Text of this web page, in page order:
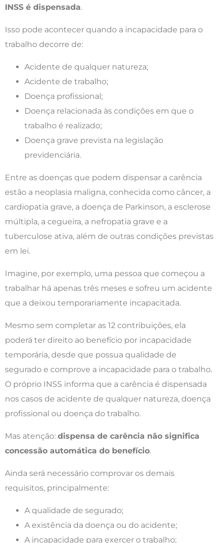
INSS é dispensada.
Isso pode acontecer quando a incapacidade para o
trabalho decorre de:
Acidente de qualquer natureza;
Acidente de trabalho;
Doença profissional;
Doença relacionada às condições em que o
trabalho é realizado;
Doença grave prevista na legislação
previdenciária.
Entre as doenças que podem dispensar a carência
estão a neoplasia maligna, conhecida como câncer, a
cardiopatia grave, a doença de Parkinson, a esclerose
múltipla, a cegueira, a nefropatia grave e a
tuberculose ativa, além de outras condições previstas
em lei.
Imagine, por exemplo, uma pessoa que começou a
trabalhar há apenas três meses e sofreu um acidente
que a deixou temporariamente incapacitada.
Mesmo sem completar as 12 contribuições, ela
poderá ter direito ao benefício por incapacidade
temporária, desde que possua qualidade de
segurado e comprove a incapacidade para o trabalho.
O próprio INSS informa que a carência é dispensada
nos casos de acidente de qualquer natureza, doença
profissional ou doença do trabalho.
Mas atenção: dispensa de carência não significa
concessão automática do benefício.
Ainda será necessário comprovar os demais
requisitos, principalmente:
A qualidade de segurado;
A existência da doença ou do acidente;
A incapacidade para exercer o trabalho;